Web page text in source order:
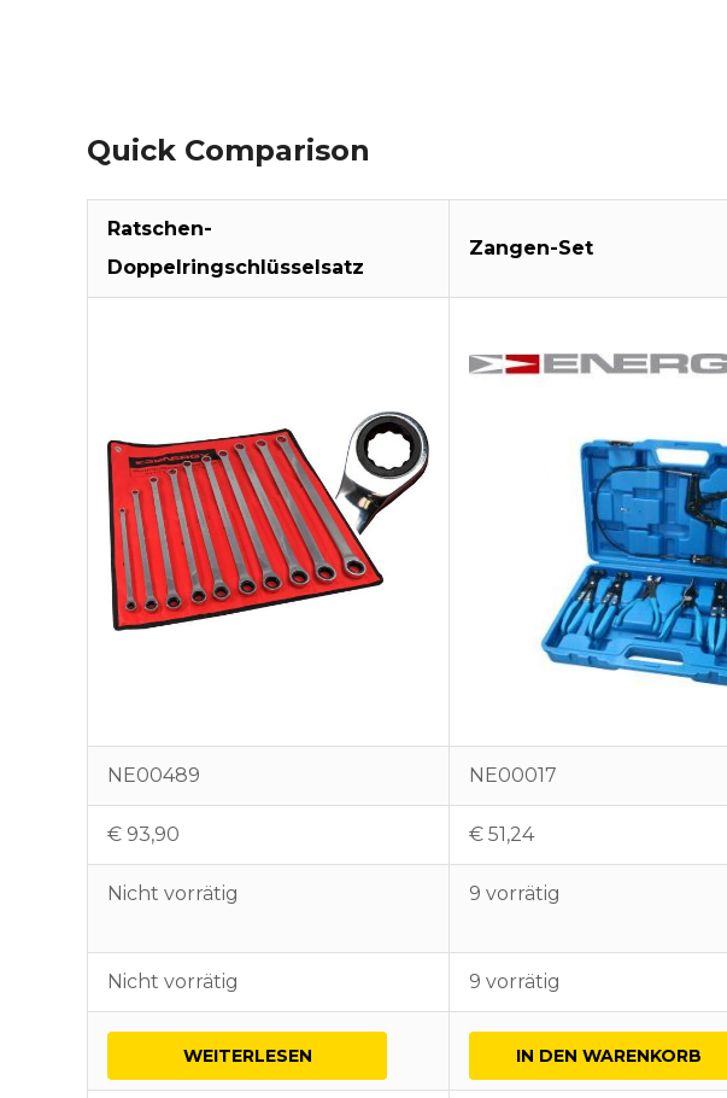
Quick Comparison
Ratschen-
Doppelringschlüsselsatz
Zangen-Set
NE00489 NE00017
€ 93,90 € 51,24
Nicht vorrätig 9 vorrätig
Nicht vorrätig 9 vorrätig
WEITERLESEN IN DEN WARENKORB